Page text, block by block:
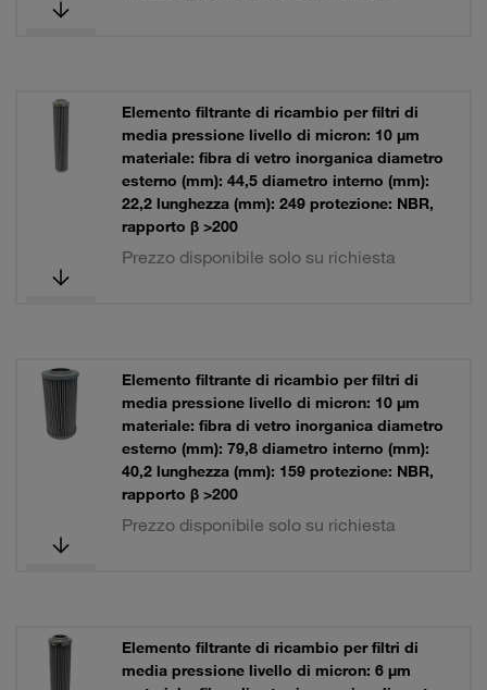
Elemento filtrante di ricambio per filtri di
media pressione livello di micron: 10 µm
materiale: fibra di vetro inorganica diametro
esterno (mm): 44,5 diametro interno (mm):
22,2 lunghezza (mm): 249 protezione: NBR,
rapporto β >200
Prezzo disponibile solo su richiesta
Elemento filtrante di ricambio per filtri di
media pressione livello di micron: 10 µm
materiale: fibra di vetro inorganica diametro
esterno (mm): 79,8 diametro interno (mm):
40,2 lunghezza (mm): 159 protezione: NBR,
rapporto β >200
Prezzo disponibile solo su richiesta
Elemento filtrante di ricambio per filtri di
media pressione livello di micron: 6 µm